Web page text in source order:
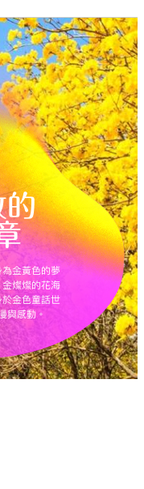
的
金黃色的夢
燦燦的花海
金色童話世
與感動。